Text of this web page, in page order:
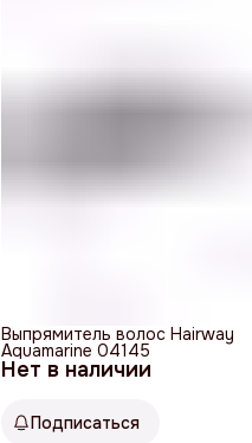
Нет в наличии
Выпрямитель волос Hairway
Aquamarine 04145
Подписаться